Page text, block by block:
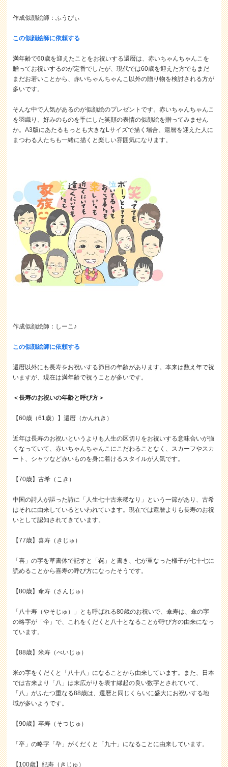
作成似顔絵師：ふうぴぃ
この似顔絵師に依頼する
満年齢で60歳を迎えたことをお祝いする還暦は、赤いちゃんちゃんこを
贈ってお祝いするのが定番でしたが、現代では60歳を迎えた方でもまだ
まだお若いことから、赤いちゃんちゃんこ以外の贈り物を検討される方が
多いです。
そんな中で人気があるのが似顔絵のプレゼントです。赤いちゃんちゃんこ
を羽織り、好みのものを手にした笑顔の表情の似顔絵を贈ってみません
か。A3版にあたるもっとも大きなLサイズで描く場合、還暦を迎えた人に
まつわる人たちも一緒に描くと楽しい雰囲気になります。
作成似顔絵師：しーこ♪
この似顔絵師に依頼する
還暦以外にも長寿をお祝いする節目の年齢があります。本来は数え年で祝
いますが、現在は満年齢で祝うことが多いです。
＜長寿のお祝いの年齢と呼び方＞
【60歳（61歳）】還暦（かんれき）
近年は長寿のお祝いというよりも人生の区切りをお祝いする意味合いが強
くなっていて、赤いちゃんちゃんこにこだわることなく、スカーフやスカ
ート、シャツなど赤いものを身に着けるスタイルが人気です。
【70歳】古希（こき）
中国の詩人が謳った詩に「人生七十古来稀なり」という一節があり、古希
はそれに由来しているといわれています。現在では還暦よりも長寿のお祝
いとして認知されてきています。
【77歳】喜寿（きじゅ）
「喜」の字を草書体で記すと「㐂」と書き、七が重なった様子が七十七に
読めることから喜寿の呼び方になったそうです。
【80歳】傘寿（さんじゅ）
「八十寿（やそじゅ）」とも呼ばれる80歳のお祝いで、傘寿は、傘の字
の略字が「仐」で、これをくだくと八十となることが呼び方の由来になっ
ています。
【88歳】米寿（べいじゅ）
米の字をくだくと「八十八」になることから由来しています。また、日本
では古来より「八」は末広がりを表す縁起の良い数字とされていて、
「八」がふたつ重なる88歳は、還暦と同じくらいに盛大にお祝いする地
域が多いようです。
【90歳】卒寿（そつじゅ）
「卒」の略字「卆」がくだくと「九十」になることに由来しています。
【100歳】紀寿（きじゅ）